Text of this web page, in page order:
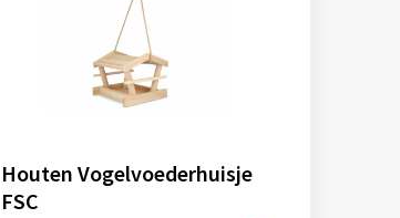
Houten Vogelvoederhuisje
FSC